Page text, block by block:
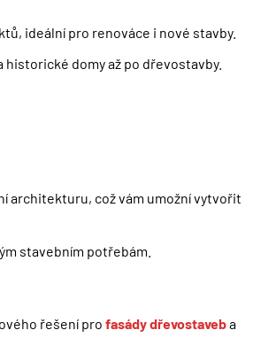
ideální pro renováce i nové stavby.
domy až po dřevostavby.
architekturu, což vám umožní vytvořit
stavebním potřebám.
řešení pro fasády dřevostaveba